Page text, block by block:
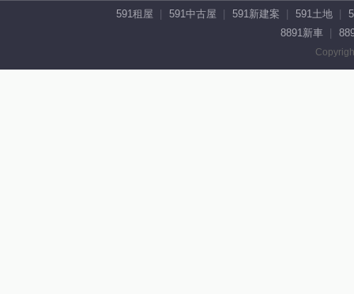
591租屋 591中古屋 591新建案 591土地
8891新車